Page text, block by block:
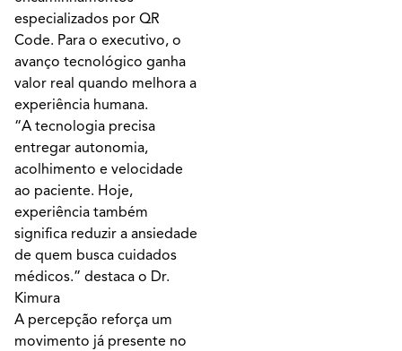
especializados por QR
Code. Para o executivo, o
avanço tecnológico ganha
valor real quando melhora a
experiência humana.
“A tecnologia precisa
entregar autonomia,
acolhimento e velocidade
ao paciente. Hoje,
experiência também
significa reduzir a ansiedade
de quem busca cuidados
médicos.” destaca o Dr.
Kimura
A percepção reforça um
movimento já presente no